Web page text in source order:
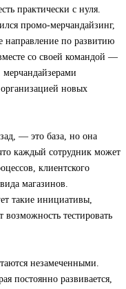
практически с нуля.
промо-мерчандайзинг,
направление по развитию
со своей командой —
новых
— это база, но она
каждый сотрудник может
клиентского
магазинов.
такие инициативы,
возможность тестировать
незамеченными.
постоянно развивается,